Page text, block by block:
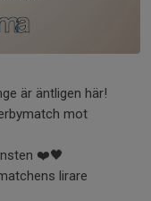
är äntligen här!
mot
❤️🖤
lirare